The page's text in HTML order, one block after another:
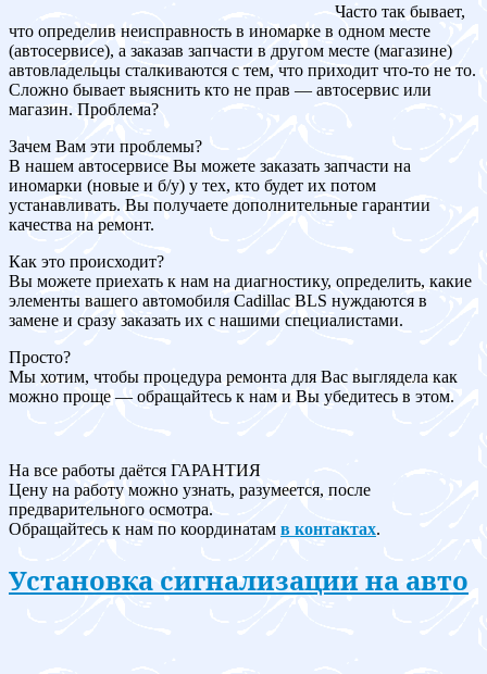
Часто так бывает,
что определив неисправность в иномарке в одном месте
(автосервисе), а заказав запчасти в другом месте (магазине)
автовладельцы сталкиваются с тем, что приходит что-то не то.
Сложно бывает выяснить кто не прав — автосервис или
магазин. Проблема?
Зачем Вам эти проблемы?
В нашем автосервисе Вы можете заказать запчасти на
иномарки (новые и б/у) у тех, кто будет их потом
устанавливать. Вы получаете дополнительные гарантии
качества на ремонт.
Как это происходит?
Вы можете приехать к нам на диагностику, определить, какие
элементы вашего автомобиля Cadillac BLS нуждаются в
замене и сразу заказать их с нашими специалистами.
Просто?
Мы хотим, чтобы процедура ремонта для Вас выглядела как
можно проще — обращайтесь к нам и Вы убедитесь в этом.
На все работы даётся ГАРАНТИЯ
Цену на работу можно узнать, разумеется, после
предварительного осмотра.
Обращайтесь к нам по координатам в контактах.
Установка сигнализации на авто